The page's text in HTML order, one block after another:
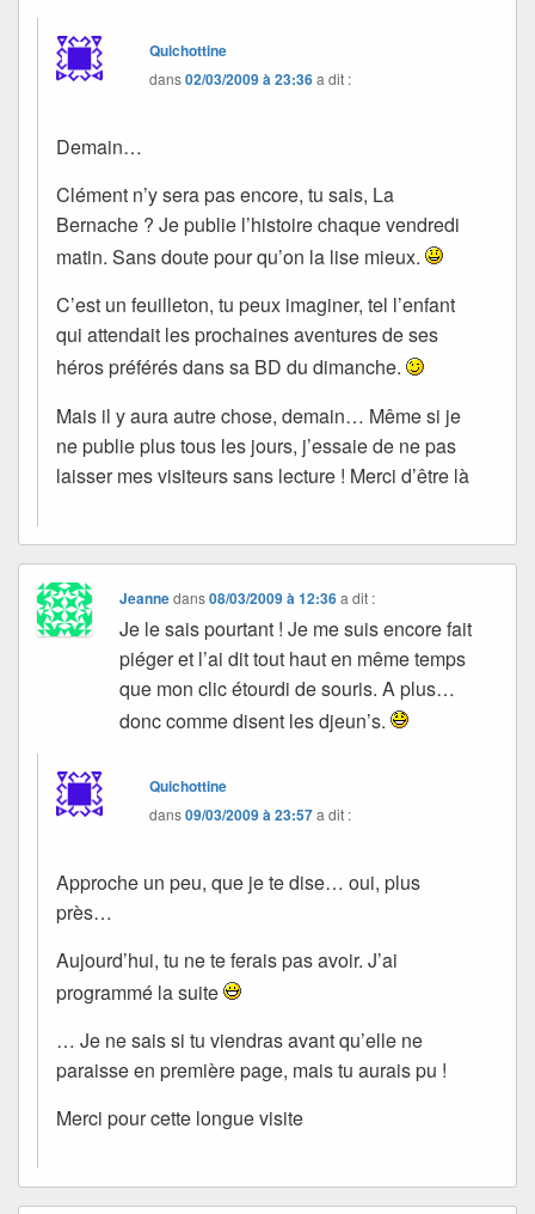
Quichottine
dans02/03/2009 à 23:36a dit :
Demain…
Clément n’y sera pas encore, tu sais, La
Bernache ? Je publie l’histoire chaque vendredi
matin. Sans doute pour qu’on la lise mieux.
C’est un feuilleton, tu peux imaginer, tel l’enfant
qui attendait les prochaines aventures de ses
héros préférés dans sa BD du dimanche.
Mais il y aura autre chose, demain… Même si je
ne publie plus tous les jours, j’essaie de ne pas
laisser mes visiteurs sans lecture ! Merci d’être là
Jeannedans08/03/2009 à 12:36 a dit :
Je le sais pourtant ! Je me suis encore fait
piéger et l’ai dit tout haut en même temps
que mon clic étourdi de souris. A plus…
donc comme disent les djeun’s.
Quichottine
dans09/03/2009 à 23:57a dit :
Approche un peu, que je te dise… oui, plus
près…
Aujourd’hui, tu ne te ferais pas avoir. J’ai
programmé la suite
… Je ne sais si tu viendras avant qu’elle ne
paraisse en première page, mais tu aurais pu !
Merci pour cette longue visite